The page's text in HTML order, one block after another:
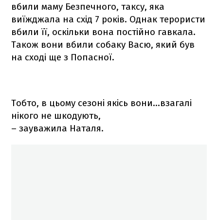
вбили маму Безпечного, таксу, яка
виїжджала на схід 7 років. Однак терористи
вбили її, оскільки вона постійно гавкала.
Також вони вбили собаку Васю, який був
на сході ще з Попасної.
Тобто, в цьому сезоні якісь вони...взагалі
нікого не шкодують,
– зауважила Наталя.